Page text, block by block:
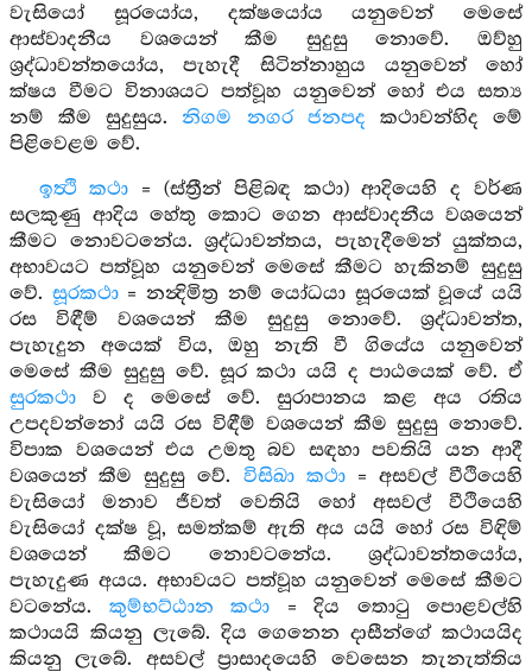
වැසියෝ සූරයෝය, දක්ෂයෝය යනුවෙන් මෙසේ
ආස්වාදනීය වශයෙන් කීම සුදුසු නොවේ. ඔව්හු
ශ්‍රද්ධාවන්තයෝය, පැහැදී සිටින්නාහුය යනුවෙන් හෝ
ක්ෂය වීමට විනාශයට පත්වූහ යනුවෙන් හෝ එය සත්‍ය
නම් කීම සුදුසුය.නිගම නගර ජනපද කථාවන්හිද මේ
පිළිවෙළම වේ.
ඉත්‍ථි කථා = (ස්ත්‍රීන් පිළිබඳ කථා) ආදියෙහි ද වර්ණ
සලකුණු ආදිය හේතු කොට ගෙන ආස්වාදනීය වශයෙන්
කීමට නොවටනේය. ශ්‍රද්ධාවන්තය, පැහැදීමෙන් යුක්තය,
අභාවයට පත්වූහ යනුවෙන් මෙසේ කීමට හැකිනම් සුදුසු
වේ. සූරකථා= නන්‍දිමිත්‍ර නම් යෝධයා සූරයෙක් වූයේ යයි
රස විඳීම් වශයෙන් කීම සුදුසු නොවේ. ශ්‍රද්ධාවන්ත,
පැහැදුන අයෙක් විය, ඔහු නැති වී ගියේය යනුවෙන්
මෙසේ කීම සුදුසු වේ. සූර කථා යයි ද පාඨයෙක් වේ. ඒ
සුරකථා ව ද මෙසේ වේ. සුරාපානය කළ අය රතිය
උපදවන්නෝ යයි රස විඳීම් වශයෙන් කීම සුදුසු නොවේ.
විපාක වශයෙන් එය උමතු බව සඳහා පවතියි යන ආදී
වශයෙන් කීම සුදුසු වේ. විසිඛා කථා= අසවල් වීථියෙහි
වැසියෝ මනාව ජීවත් වෙතියි හෝ අසවල් වීථියෙහි
වැසියෝ දක්ෂ වූ, සමත්කම් ඇති අය යයි හෝ රස විඳිම්
වශයෙන් කීමට නොවටනේය. ශ්‍රද්ධාවන්තයෝය,
පැහැදුණ අයය. අභාවයට පත්වූහ යනුවෙන් මෙසේ කීමට
වටනේය. කුම්භට්ඨාන කථා = දිය තොටු පොළවල්හි
කථායයි කියනු ලැබේ. දිය ගෙනෙන දාසීන්ගේ කථායයිද
කියනු ලැබේ. අසවල් ප්‍රාසාදයෙහි වෙසෙන තැනැත්තිය